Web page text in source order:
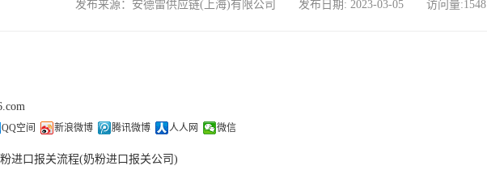
发布来源：安德雷供应链(上海)有限公司 发布日期: 2023-03-05 访问量:1548
QQ空间 新浪微博 腾讯微博 人人网 微信
进口报关流程(奶粉进口报关公司)